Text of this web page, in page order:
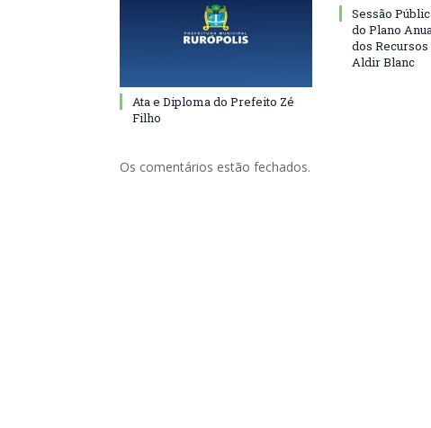
Ata e Diploma do Prefeito Zé
Filho
Sessão
do Plano
dos Recursos
Aldir Blanc
Os comentários estão fechados.